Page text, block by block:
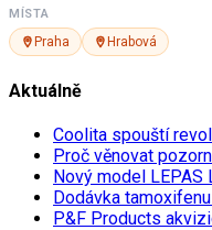
MÍSTA
Praha Hrabová
Aktuálně
Coolita spouští
Proč věnovat
Nový model
Dodávka
P&F Products